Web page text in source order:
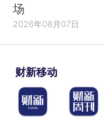
场
2026年08月07日
财新移动